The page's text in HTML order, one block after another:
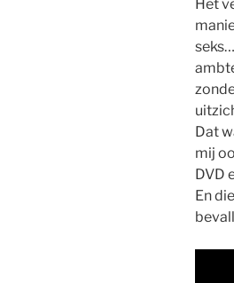
Het
Dat
mij
DVD
En